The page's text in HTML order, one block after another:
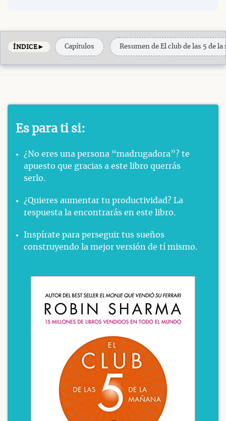
ÍNDICE► Capítulos Resumen de El club de las 5 de la
Es para ti si:
¿No eres una persona “madrugadora”? te
apuesto que gracias a este libro querrás
serlo.
¿Quieres aumentar tu productividad? La
respuesta la encontrarás en este libro.
Inspírate para perseguir tus sueños
construyendo la mejor versión de tí mismo.